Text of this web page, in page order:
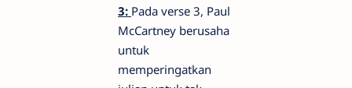
3: Pada verse 3, Paul
McCartney berusaha
untuk
memperingatkan